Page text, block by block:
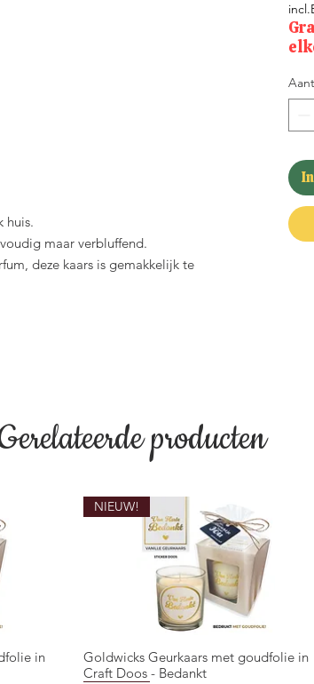
huis.
maar verbluffend.
deze kaars is gemakkelijk te
producten
in
Snel overzicht
NIEUW!
Goldwicks Geurkaars met goudfolie in
Craft Doos - Bedankt